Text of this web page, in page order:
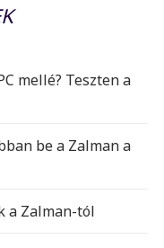
mellé? Teszten a
be a Zalman a
a Zalman-tól